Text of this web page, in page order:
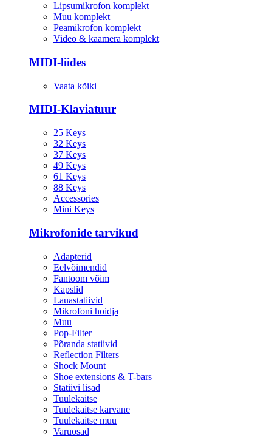
Lipsumikrofon komplekt
Muu komplekt
Peamikrofon komplekt
Video & kaamera komplekt
MIDI-liides
Vaata kõiki
MIDI-Klaviatuur
25 Keys
32 Keys
37 Keys
49 Keys
61 Keys
88 Keys
Accessories
Mini Keys
Mikrofonide tarvikud
Adapterid
Eelvõimendid
Fantoom võim
Kapslid
Lauastatiivid
Mikrofoni hoidja
Muu
Pop-Filter
Põranda statiivid
Reflection Filters
Shock Mount
Shoe extensions & T-bars
Statiivi lisad
Tuulekaitse
Tuulekaitse karvane
Tuulekaitse muu
Varuosad